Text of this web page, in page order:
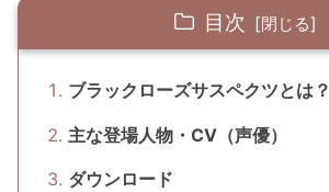
目次
ブラックローズサスペクツとは？
主な登場人物・CV（声優）
ダウンロード